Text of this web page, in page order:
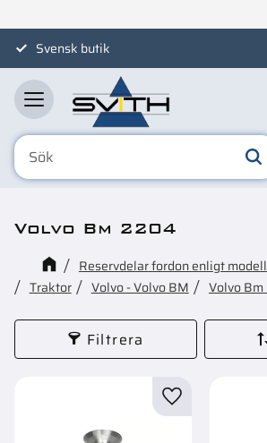
MenySvensk butik
Volvo Bm 2204
Reservdelar fordon enligt
Traktor
Volvo - Volvo BM Volvo
Filtrera
Lägg till i